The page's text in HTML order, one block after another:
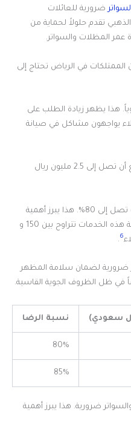
ضرورية للعائلات
تقدم حلولاً لحماية من
المظلات والسواتر.
تظهر أن أكثر من 60% من الممتلكات في الرياض تحتاج إلى
تزداد بنسبة 15% سنوياً. هذا يظهر زيادة الطلب على
25% من العملاء يواجهون مشاكل في صيانة
إيرادات هذه الخدمات في الرياض توقع أن تصل إلى 2.5 مليون ريال
نسبة رضا العملاء تجاه هذه الخدمات تصل إلى 80%. هذا يبرز أهمية
. تكلفة هذه الخدمات تتراوح بين 150 و
6
.
ضرورية لضمان سلامة المظهر
في ظل الظروف الجوية القاسية.
سعودي) نسبة الرضا
80%
85%
ضرورية. هذا يبرز أهمية